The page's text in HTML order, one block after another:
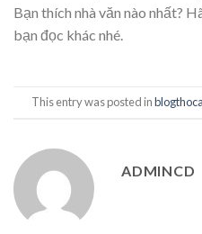
Bạn thích nhà văn nào nhất?
bạn đọc khác nhé.
This entry was posted in
ADMINCD